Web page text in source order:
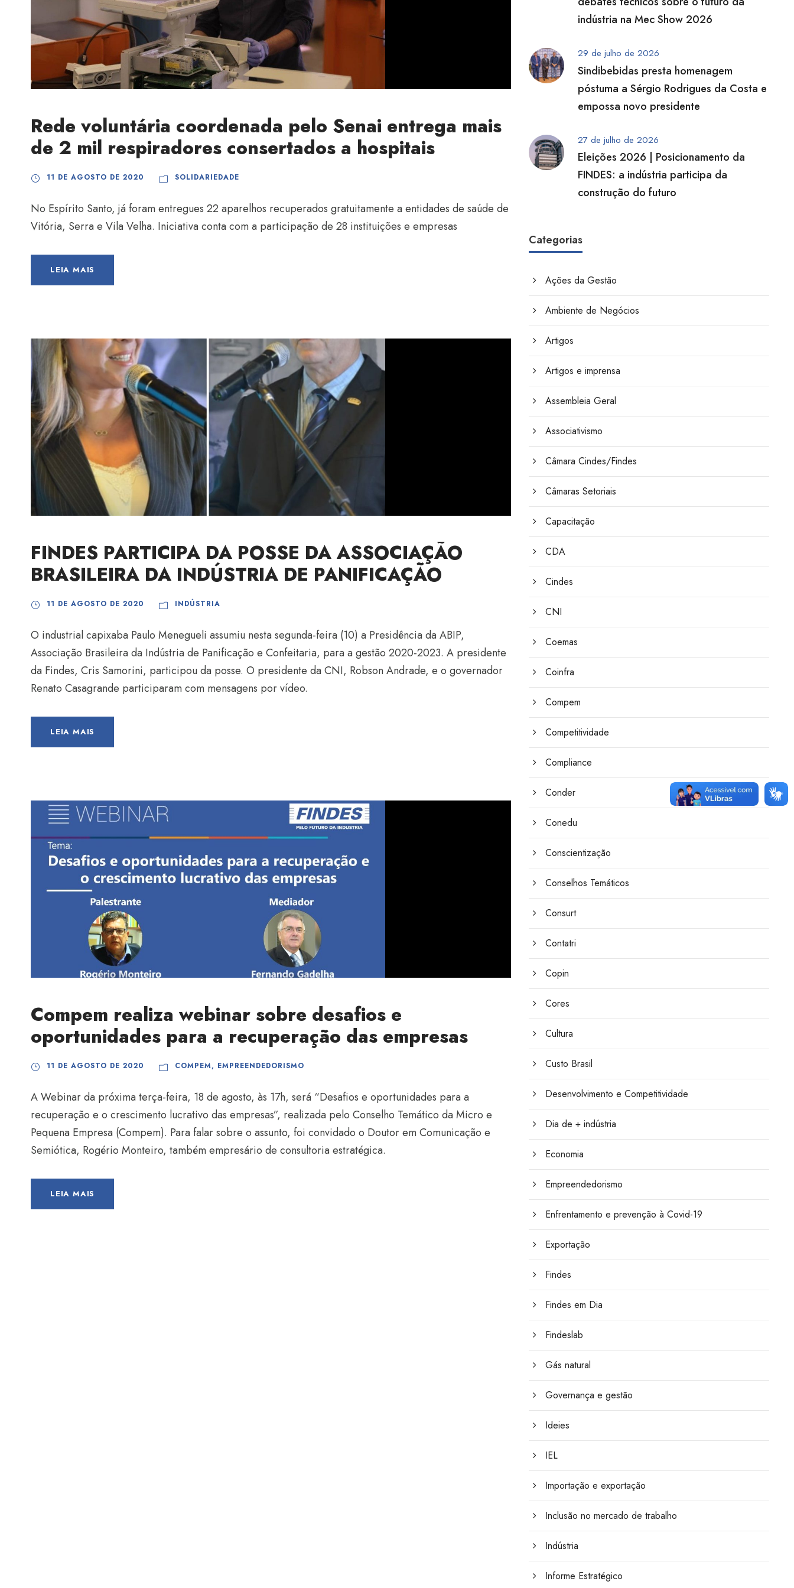
Rede voluntária coordenada pelo Senai entrega mais
de 2 mil respiradores consertados a hospitais
11 DE AGOSTO DE 2020 SOLIDARIEDADE
No Espírito Santo, já foram entregues 22 aparelhos recuperados gratuitamente a entidades de saúde de
Vitória, Serra e Vila Velha. Iniciativa conta com a participação de 28 instituições e empresas
LEIA MAIS
FINDES PARTICIPA DA POSSE DA ASSOCIAÇÃO
BRASILEIRA DA INDÚSTRIA DE PANIFICAÇÃO
11 DE AGOSTO DE 2020 INDÚSTRIA
O industrial capixaba Paulo Menegueli assumiu nesta segunda-feira (10) a Presidência da ABIP,
Associação Brasileira da Indústria de Panificação e Confeitaria, para a gestão 2020-2023. A presidente
da Findes, Cris Samorini, participou da posse. O presidente da CNI, Robson Andrade, e o governador
Renato Casagrande participaram com mensagens por vídeo.
LEIA MAIS
Compem realiza webinar sobre desafios e
oportunidades para a recuperação das empresas
11 DE AGOSTO DE 2020 COMPEM, EMPREENDEDORISMO
A Webinar da próxima terça-feira, 18 de agosto, às 17h, será “Desafios e oportunidades para a
recuperação e o crescimento lucrativo das empresas”, realizada pelo Conselho Temático da Micro e
Pequena Empresa (Compem). Para falar sobre o assunto, foi convidado o Doutor em Comunicação e
Semiótica, Rogério Monteiro, também empresário de consultoria estratégica.
LEIA MAIS
indústria na Mec Show 2026
29 de julho de 2026
Sindibebidas presta homenagem
póstuma a Sérgio Rodrigues da Costa e
empossa novo presidente
27 de julho de 2026
Eleições 2026 | Posicionamento da
FINDES: a indústria participa da
construção do futuro
Categorias
Ações da Gestão
Ambiente de Negócios
Artigos
Artigos e imprensa
Assembleia Geral
Associativismo
Câmara Cindes/Findes
Câmaras Setoriais
Capacitação
CDA
Cindes
CNI
Coemas
Coinfra
Compem
Competitividade
Compliance
Conder
Conedu
Conscientização
Conselhos Temáticos
Consurt
Contatri
Copin
Cores
Cultura
Custo Brasil
Desenvolvimento e Competitividade
Dia de + indústria
Economia
Empreendedorismo
Enfrentamento e prevenção à Covid-19
Exportação
Findes
Findes em Dia
Findeslab
Gás natural
Governança e gestão
Ideies
IEL
Importação e exportação
Inclusão no mercado de trabalho
Indústria
Informe Estratégico